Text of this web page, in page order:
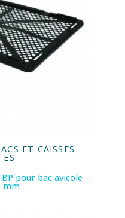
ET CAISSES
pour bac avicole –
mm